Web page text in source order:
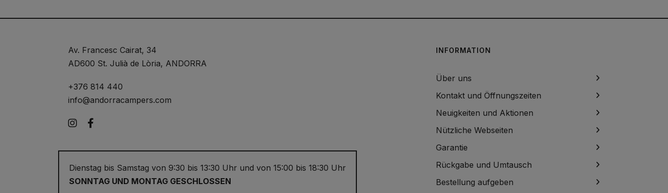
Av. Francesc Cairat, 34
AD600 St. Julià de Lòria, ANDORRA
+376 814 440
info@andorracampers.com
Instagram
Dienstag bis Samstag von 9:30 bis 13:30 Uhr und von 15:00 bis 18:30 Uhr
SONNTAG UND MONTAG GESCHLOSSEN
INFORMATION
Über uns
Kontakt und Öffnungszeiten
Neuigkeiten und Aktionen
Nützliche Webseiten
Garantie
Rückgabe und Umtausch
Bestellung aufgeben